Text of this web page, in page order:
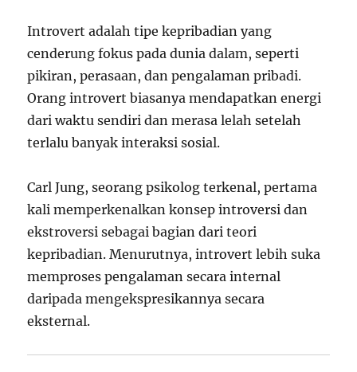
Introvert adalah tipe kepribadian yang
cenderung fokus pada dunia dalam, seperti
pikiran, perasaan, dan pengalaman pribadi.
Orang introvert biasanya mendapatkan energi
dari waktu sendiri dan merasa lelah setelah
terlalu banyak interaksi sosial.
Carl Jung, seorang psikolog terkenal, pertama
kali memperkenalkan konsep introversi dan
ekstroversi sebagai bagian dari teori
kepribadian. Menurutnya, introvert lebih suka
memproses pengalaman secara internal
daripada mengekspresikannya secara
eksternal.